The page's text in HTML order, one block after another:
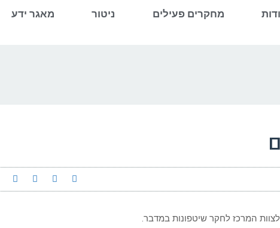
מחקרים פעילים ניטור מאגר ידע